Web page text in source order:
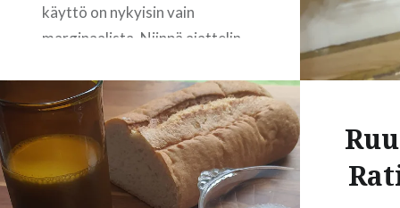
käyttö on nykyisin vain
marginaalista. Niinpä ajattelin
sukkanauhoista. Nykyisin
sukkanauhan voi oikeastaan
nähdä käytössä ainoastaan
hääpäivänä, jolloin morsiamella
saattaa olla koristeellinen